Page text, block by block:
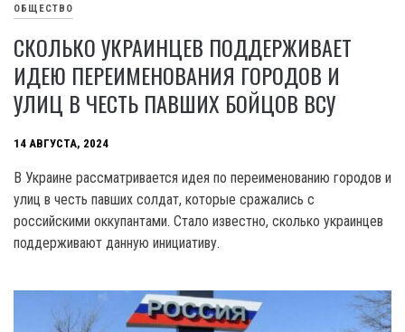
ОБЩЕСТВО
СКОЛЬКО УКРАИНЦЕВ ПОДДЕРЖИВАЕТ
ИДЕЮ ПЕРЕИМЕНОВАНИЯ ГОРОДОВ И
УЛИЦ В ЧЕСТЬ ПАВШИХ БОЙЦОВ ВСУ
14 АВГУСТА, 2024
В Украине рассматривается идея по переименованию городов и
улиц в честь павших солдат, которые сражались с
российскими оккупантами. Стало известно, сколько украинцев
поддерживают данную инициативу.